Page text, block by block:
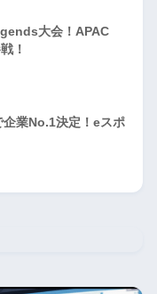
大会！APAC
！
業No.1決定！eスポ